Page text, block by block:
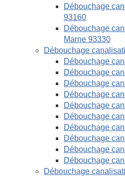
Débouchage
93160
Débouchage
Marne 93330
Débouchage
Débouchage
Débouchage
Débouchage
Débouchage
Débouchage
Débouchage
Débouchage
Débouchage
Débouchage
Débouchage
Débouchage